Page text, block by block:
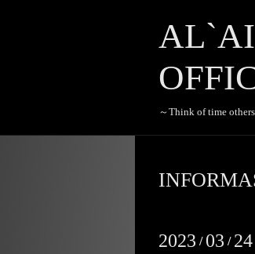
～Think of time
2023 / 03 / 24